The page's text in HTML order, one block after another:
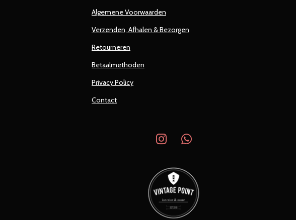
Algemene Voorwaarden
Verzenden, Afhalen & Bezorgen
Retourneren
Betaalmethoden
Privacy Policy
Contact
I
s
a
g
r
W
a
s
A
p